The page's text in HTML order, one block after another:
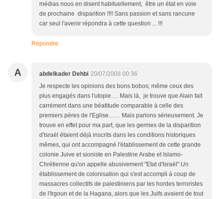
médias nous en disent habituellement, être un état en voie
de prochaine disparition !!!! Sans passion et sans rancune
car seul l'avenir répondra à cette question ... !!!
Répondre
A abdelkader Dehbi 20/07/2008 00:36
Je respecte les opinions des bons bobos; même ceux des
plus engagés dans l'utopie…. Mais là, je trouve que Alain fait
carrément dans une béatitude comparable à celle des
premiers pères de l'Eglise…… Mais parlons sérieusement. Je
trouve en effet pour ma part, que les germes de la disparition
d'Israël étaient déjà inscrits dans les conditions historiques
mêmes, qui ont accompagné l'établissement de cette grande
colonie Juive et sioniste en Palestine Arabe et Islamo-
Chrétienne qu'on appelle abusivement "Etat d'Israël".Un
établissement de colonisation qui s'est accompli à coup de
massacres collectifs de palestiniens par les hordes terroristes
de l'Irgoun et de la Hagana, alors que les Juifs avaient de tout